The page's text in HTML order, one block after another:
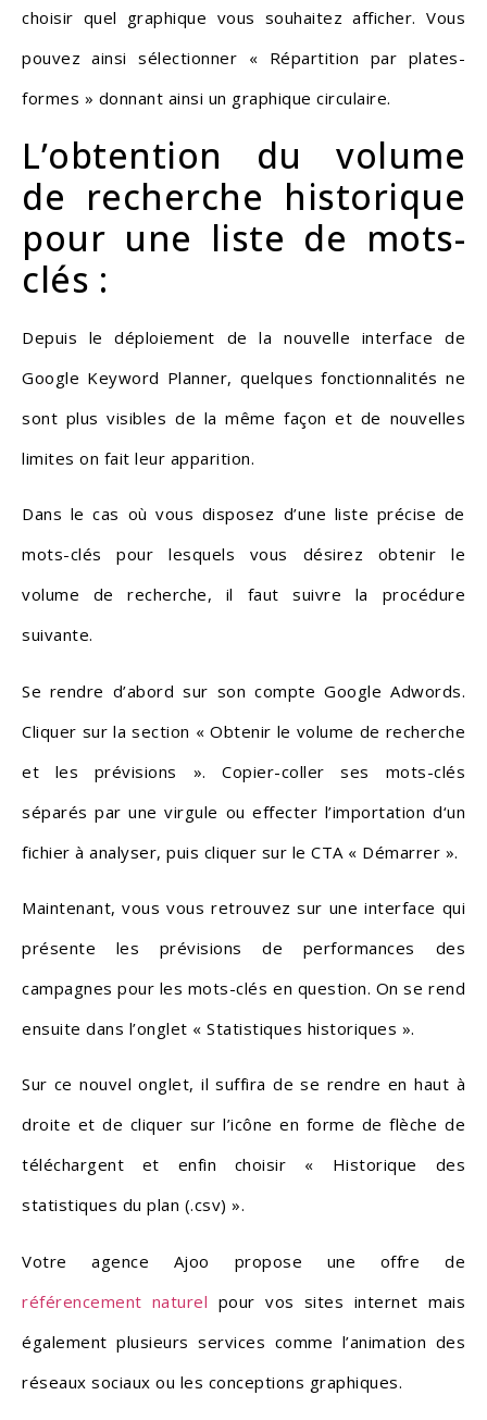
choisir quel graphique vous souhaitez afficher. Vous
pouvez ainsi sélectionner « Répartition par plates-
formes » donnant ainsi un graphique circulaire.
L’obtention du volume
de recherche historique
pour une liste de mots-
clés :
Depuis le déploiement de la nouvelle interface de
Google Keyword Planner, quelques fonctionnalités ne
sont plus visibles de la même façon et de nouvelles
limites on fait leur apparition.
Dans le cas où vous disposez d’une liste précise de
mots-clés pour lesquels vous désirez obtenir le
volume de recherche, il faut suivre la procédure
suivante.
Se rendre d’abord sur son compte Google Adwords.
Cliquer sur la section « Obtenir le volume de recherche
et les prévisions ». Copier-coller ses mots-clés
séparés par une virgule ou effecter l’importation d‘un
fichier à analyser, puis cliquer sur le CTA « Démarrer ».
Maintenant, vous vous retrouvez sur une interface qui
présente les prévisions de performances des
campagnes pour les mots-clés en question. On se rend
ensuite dans l’onglet « Statistiques historiques ».
Sur ce nouvel onglet, il suffira de se rendre en haut à
droite et de cliquer sur l’icône en forme de flèche de
téléchargent et enfin choisir « Historique des
statistiques du plan (.csv) ».
Votre agence Ajoo propose une offre de
référencement naturel pour vos sites internet mais
également plusieurs services comme l’animation des
réseaux sociaux ou les conceptions graphiques.